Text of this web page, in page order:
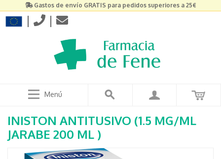
Gastos de envío GRATIS para pedidos superiores a 25€
| |
Menú
INISTON ANTITUSIVO (1.5 MG/ML
JARABE 200 ML )